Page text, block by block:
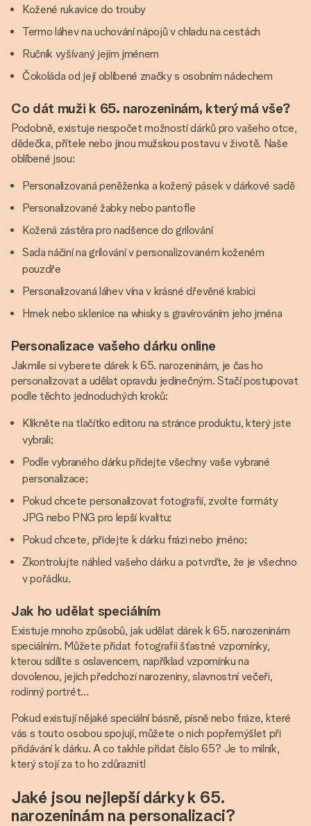
Kožené rukavice do trouby
Termo láhev na uchování nápojů v chladu na cestách
Ručník vyšívaný jejím jménem
Čokoláda od její oblíbené značky s osobním nádechem
Co dát muži k 65. narozeninám, který má vše?
Podobně, existuje nespočet možností dárků pro vašeho otce,
dědečka, přítele nebo jinou mužskou postavu v životě. Naše
oblíbené jsou:
Personalizovaná peněženka a kožený pásek v dárkové sadě
Personalizované žabky nebo pantofle
Kožená zástěra pro nadšence do grilování
Sada náčiní na grilování v personalizovaném koženém
pouzdře
Personalizovaná láhev vína v krásné dřevěné krabici
Hrnek nebo sklenice na whisky s gravírováním jeho jména
Personalizace vašeho dárku online
Jakmile si vyberete dárek k 65. narozeninám, je čas ho
personalizovat a udělat opravdu jedinečným. Stačí postupovat
podle těchto jednoduchých kroků:
Klikněte na tlačítko editoru na stránce produktu, který jste
vybrali;
Podle vybraného dárku přidejte všechny vaše vybrané
personalizace;
Pokud chcete personalizovat fotografií, zvolte formáty
JPG nebo PNG pro lepší kvalitu;
Pokud chcete, přidejte k dárku frázi nebo jméno;
Zkontrolujte náhled vašeho dárku a potvrďte, že je všechno
v pořádku.
Jak ho udělat speciálním
Existuje mnoho způsobů, jak udělat dárek k 65. narozeninám
speciálním. Můžete přidat fotografii šťastné vzpomínky,
kterou sdílíte s oslavencem, například vzpomínku na
dovolenou, jejich předchozí narozeniny, slavnostní večeři,
rodinný portrét…
Pokud existují nějaké speciální básně, písně nebo fráze, které
vás s touto osobou spojují, můžete o nich popřemýšlet při
přidávání k dárku. A co takhle přidat číslo 65? Je to milník,
který stojí za to ho zdůraznit!
Jaké jsou nejlepší dárky k 65.
narozeninám na personalizaci?